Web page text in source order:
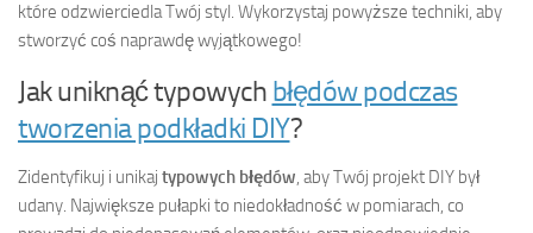
które odzwierciedla Twój styl. Wykorzystaj powyższe techniki, aby
stworzyć coś naprawdę wyjątkowego!
Jak uniknąć typowych błędów podczas
tworzenia podkładki DIY?
Zidentyfikuj i unikaj typowych błędów, aby Twój projekt DIY był
udany. Największe pułapki to niedokładność w pomiarach, co